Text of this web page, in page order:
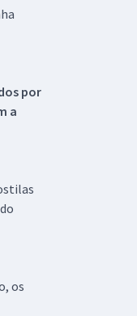
por
a
os